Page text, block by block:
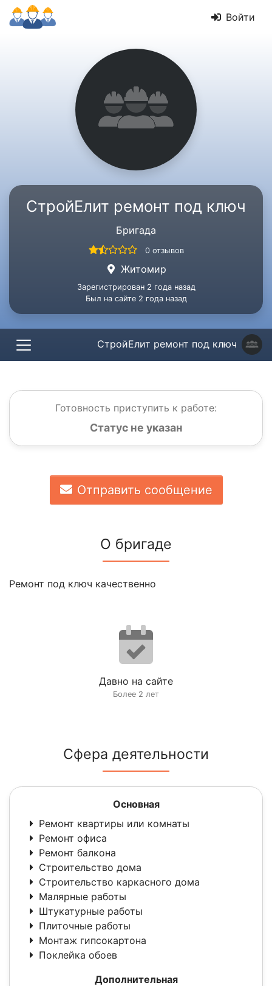
Войти
СтройЕлит ремонт под ключ
Бригада
0 отзывов
Житомир
Зарегистрирован 2 года назад
Был на сайте 2 года назад
СтройЕлит ремонт под ключ
Готовность приступить к работе:
Статус не указан
Отправить сообщение
О бригаде
Ремонт под ключ качественно
Давно на сайте
Более 2 лет
Сфера деятельности
Основная
Ремонт квартиры или комнаты
Ремонт офиса
Ремонт балкона
Строительство дома
Строительство каркасного дома
Малярные работы
Штукатурные работы
Плиточные работы
Монтаж гипсокартона
Поклейка обоев
Дополнительная